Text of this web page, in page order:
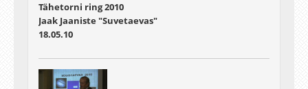
Tähetorni ring 2010
Jaak Jaaniste "Suvetaevas"
18.05.10